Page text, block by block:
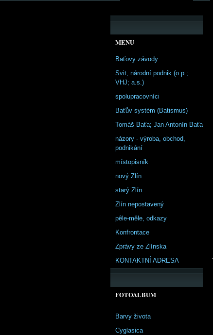
MENU
Baťovy závody
Svit, národní podnik (o.p.;
VHJ; a.s.)
spolupracovníci
Baťův systém (Batismus)
Tomáš Baťa; Jan Antonín Baťa
názory - výroba, obchod,
podnikání
místopisník
nový Zlín
starý Zlín
Zlín nepostavený
pêle-mêle, odkazy
Konfrontace
Zprávy ze Zlínska
KONTAKTNÍ ADRESA
FOTOALBUM
Barvy života
Cyglasica